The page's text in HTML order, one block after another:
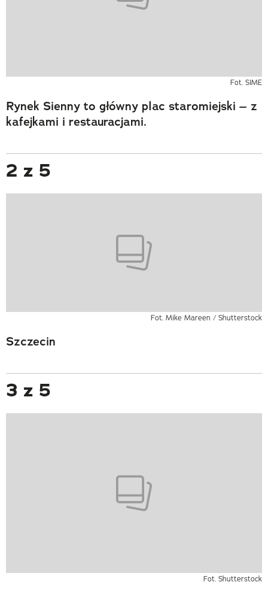
Fot. SIME
Rynek Sienny to główny plac staromiejski – z
kafejkami i restauracjami.
2 z 5
Fot. Mike Mareen / Shutterstock
Szczecin
3 z 5
Fot. Shutterstock